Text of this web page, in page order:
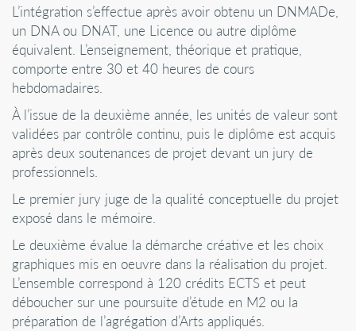
L’intégration s’effectue après avoir obtenu un DNMADe,
un DNA ou DNAT, une Licence ou autre diplôme
équivalent. L’enseignement, théorique et pratique,
comporte entre 30 et 40 heures de cours
hebdomadaires.
À l’issue de la deuxième année, les unités de valeur sont
validées par contrôle continu, puis le diplôme est acquis
après deux soutenances de projet devant un jury de
professionnels.
Le premier jury juge de la qualité conceptuelle du projet
exposé dans le mémoire.
Le deuxième évalue la démarche créative et les choix
graphiques mis en oeuvre dans la réalisation du projet.
L’ensemble correspond à 120 crédits ECTS et peut
déboucher sur une poursuite d’étude en M2 ou la
préparation de l’agrégation d’Arts appliqués.